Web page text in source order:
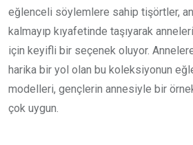
eğlenceli söylemlere sahip tişörtler,
kalmayıp kıyafetinde taşıyarak
için keyifli bir seçenek oluyor.
harika bir yol olan bu koleksiyonun
modelleri, gençlerin annesiyle bir
çok uygun.